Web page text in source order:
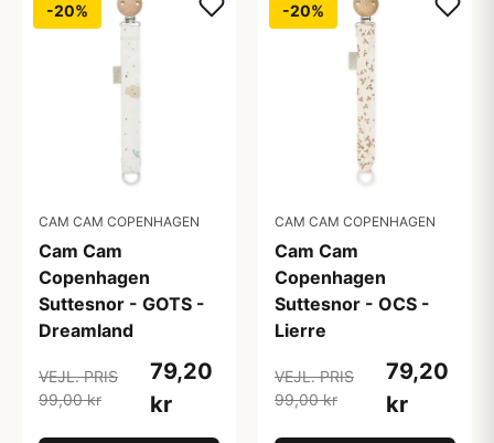
-20%
CAM CAM COPENHAGEN
Cam Cam
Copenhagen
Suttesnor - GOTS -
Dreamland
VEJL. PRIS
99,00 kr
79,20
kr
-20%
CAM CAM COPENHAGEN
Cam Cam
Copenhagen
Suttesnor - OCS -
Lierre
VEJL. PRIS
99,00 kr
79,20
kr